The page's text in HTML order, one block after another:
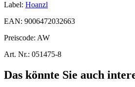
Label: Hoanzl
EAN: 9006472032663
Preiscode: AW
Art. Nr.: 051475-8
Das könnte Sie auch